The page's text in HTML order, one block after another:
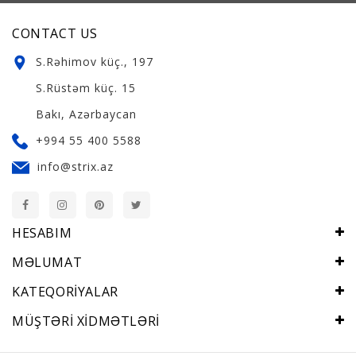
CONTACT US
S.Rəhimov küç., 197
S.Rüstəm küç. 15
Bakı, Azərbaycan
+994 55 400 5588
info@strix.az
HESABIM
MƏLUMAT
KATEQORIYALAR
MÜŞTƏRI XIDMƏTLƏRI